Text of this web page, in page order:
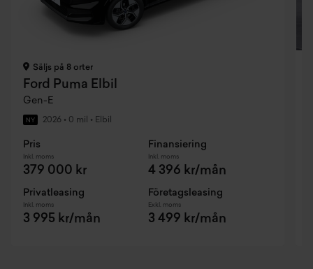
Säljs på 8 orter
Ford Puma Elbil
Gen-E
NY 2026 • 0 mil • Elbil
Pris
Inkl. moms
379 000 kr
Finansiering
Inkl. moms
4 396 kr/mån
Privatleasing
Inkl. moms
3 995 kr/mån
Företagsleasing
Exkl. moms
3 499 kr/mån